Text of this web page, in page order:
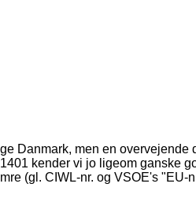
Danmark, men en
kender vi jo ligeom ganske
(gl. CIWL-nr. og VSOE's "EU-